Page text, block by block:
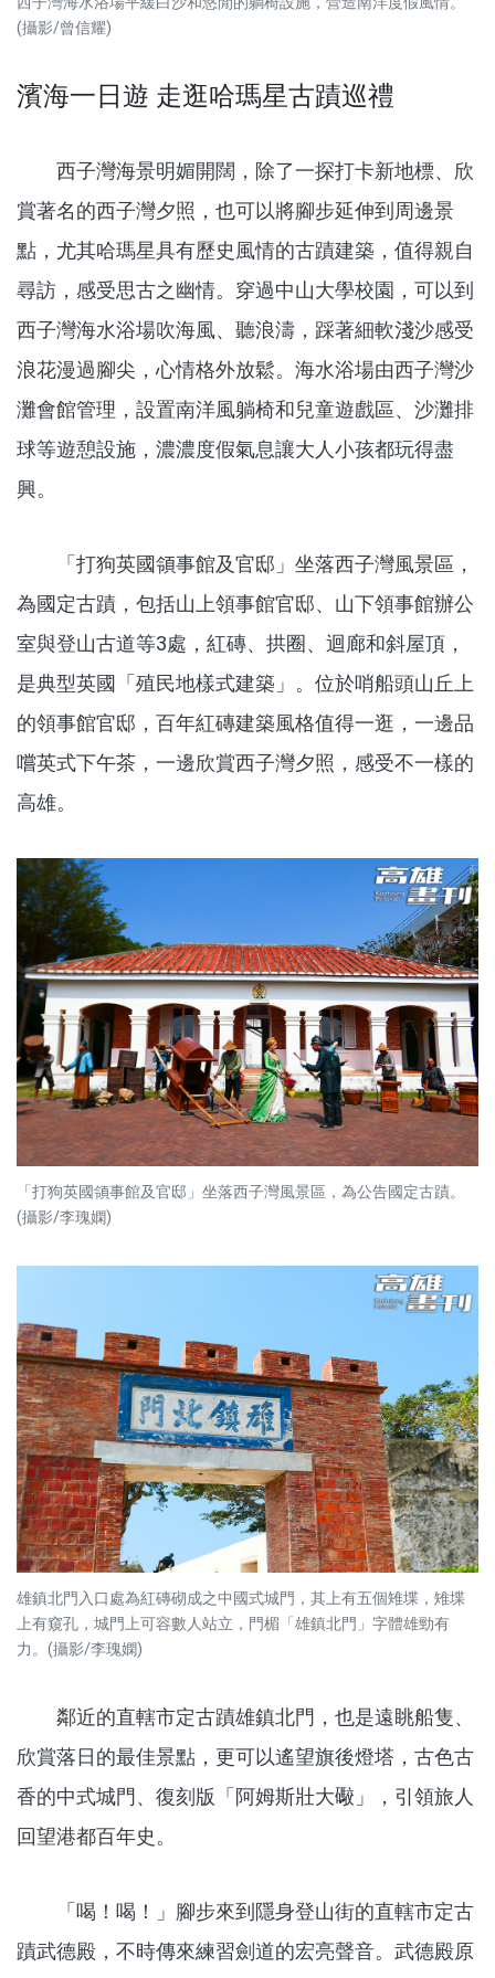
(攝影/曾信耀)
濱海一日遊 走逛哈瑪星古蹟巡禮
西子灣海景明媚開闊，除了一探打卡新地標、欣
賞著名的西子灣夕照，也可以將腳步延伸到周邊景
點，尤其哈瑪星具有歷史風情的古蹟建築，值得親自
尋訪，感受思古之幽情。穿過中山大學校園，可以到
西子灣海水浴場吹海風、聽浪濤，踩著細軟淺沙感受
浪花漫過腳尖，心情格外放鬆。海水浴場由西子灣沙
灘會館管理，設置南洋風躺椅和兒童遊戲區、沙灘排
球等遊憩設施，濃濃度假氣息讓大人小孩都玩得盡
興。
「打狗英國領事館及官邸」坐落西子灣風景區，
為國定古蹟，包括山上領事館官邸、山下領事館辦公
室與登山古道等3處，紅磚、拱圈、迴廊和斜屋頂，
是典型英國「殖民地樣式建築」。位於哨船頭山丘上
的領事館官邸，百年紅磚建築風格值得一逛，一邊品
嚐英式下午茶，一邊欣賞西子灣夕照，感受不一樣的
高雄。
「打狗英國領事館及官邸」坐落西子灣風景區，為公告國定古蹟。
(攝影/李瑰嫻)
雄鎮北門入口處為紅磚砌成之中國式城門，其上有五個雉堞，雉堞
上有窺孔，城門上可容數人站立，門楣「雄鎮北門」字體雄勁有
力。(攝影/李瑰嫻)
鄰近的直轄市定古蹟雄鎮北門，也是遠眺船隻、
欣賞落日的最佳景點，更可以遙望旗後燈塔，古色古
香的中式城門、復刻版「阿姆斯壯大礮」，引領旅人
回望港都百年史。
「喝！喝！」腳步來到隱身登山街的直轄市定古
蹟武德殿，不時傳來練習劍道的宏亮聲音。武德殿原